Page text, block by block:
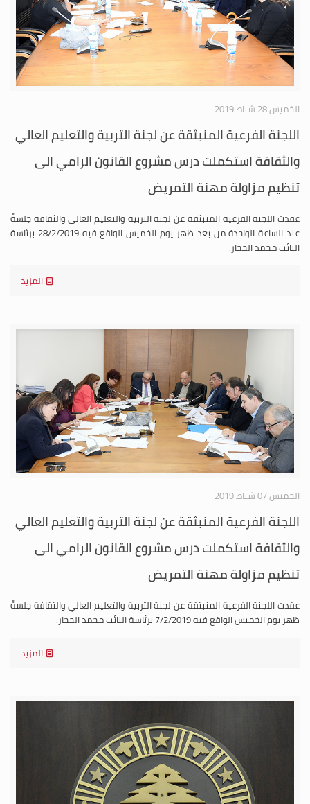
الخميس 28 شباط 2019
اللجنة الفرعية المنبثقة عن لجنة التربية والتعليم العالي
والثقافة استكملت درس مشروع القانون الرامي الى
تنظيم مزاولة مهنة التمريض
عقدت اللجنة الفرعية المنبثقة عن لجنة التربية والتعليم العالي والثقافة جلسةً
عند الساعة الواحدة من بعد ظهر يوم الخميس الواقع فيه 28/2/2019 برئاسة
النائب محمد الحجار.
المزيد
الخميس 07 شباط 2019
اللجنة الفرعية المنبثقة عن لجنة التربية والتعليم العالي
والثقافة استكملت درس مشروع القانون الرامي الى
تنظيم مزاولة مهنة التمريض
عقدت اللجنة الفرعية المنبثقة عن لجنة التربية والتعليم العالي والثقافة جلسةً
ظهر يوم الخميس الواقع فيه 7/2/2019 برئاسة النائب محمد الحجار.
المزيد